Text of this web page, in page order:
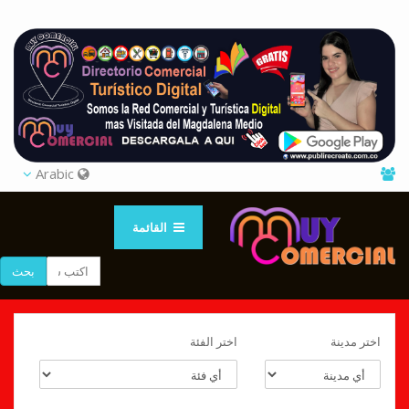
القائمة
بحث
اختر مدينة اختر الفئة